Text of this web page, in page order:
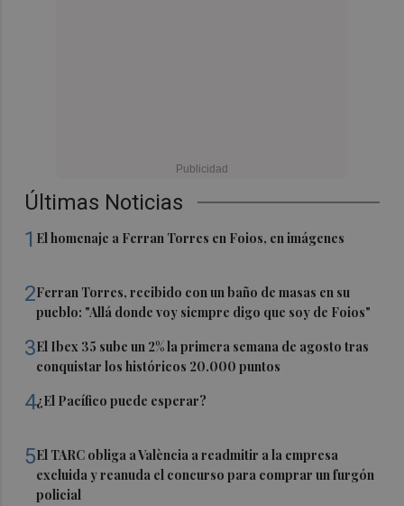
Últimas Noticias
1 El homenaje a Ferran Torres en Foios, en imágenes
2Ferran Torres, recibido con un baño de masas en su
pueblo: "Allá donde voy siempre digo que soy de Foios"
3El Ibex 35 sube un 2% la primera semana de agosto tras
conquistar los históricos 20.000 puntos
4¿El Pacífico puede esperar?
5El TARC obliga a València a readmitir a la empresa
excluida y reanuda el concurso para comprar un furgón
policial